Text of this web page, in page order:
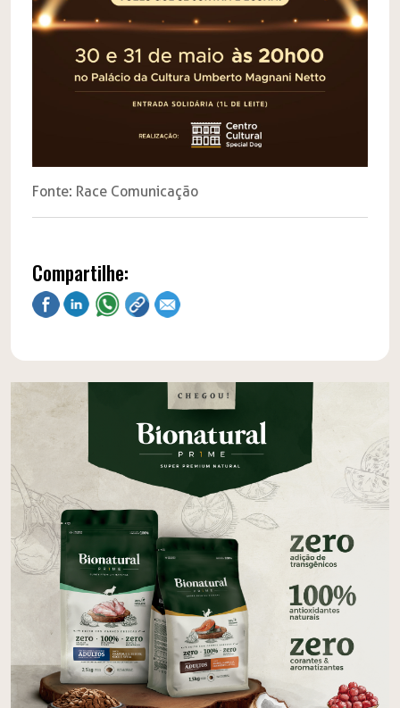
Fonte: Race Comunicação
Compartilhe: